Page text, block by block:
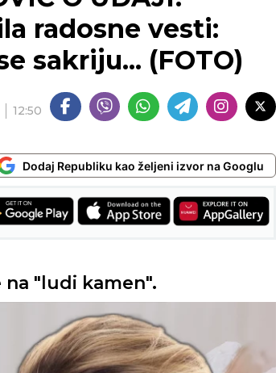
radosne vesti:
sakriju... (FOTO)
12:50
Dodaj Republiku kao željeni izvor na Googlu
"ludi kamen".